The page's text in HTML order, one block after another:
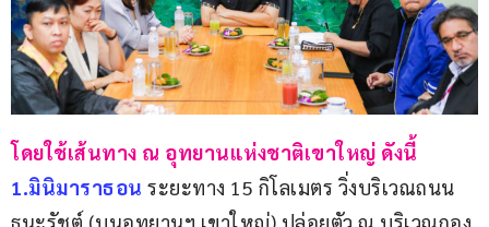
โดยใช้เส้นทาง ณ อุทยานแห่งชาติเขาใหญ่ ดังนี้
1.มินิมาราธอน ระยะทาง 15 กิโลเมตร วิ่งบริเวณถนน